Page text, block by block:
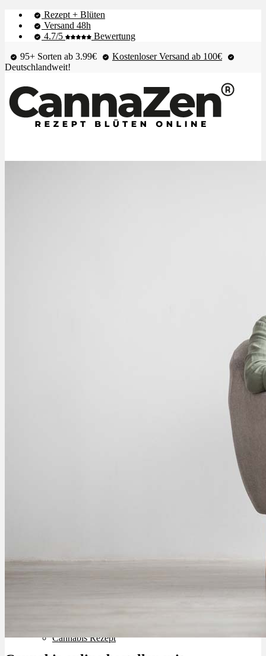
Rezept + Blüten
Versand 48h
4.7/5
Bewertung
95+ Sorten ab 3.99€
Kostenloser Versand ab 100€
Deutschlandweit!
Cannabis Rezept